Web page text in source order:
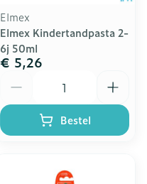
Elmex
Elmex Kindertandpasta 2-
6j 50ml
€ 5,26
Bestel